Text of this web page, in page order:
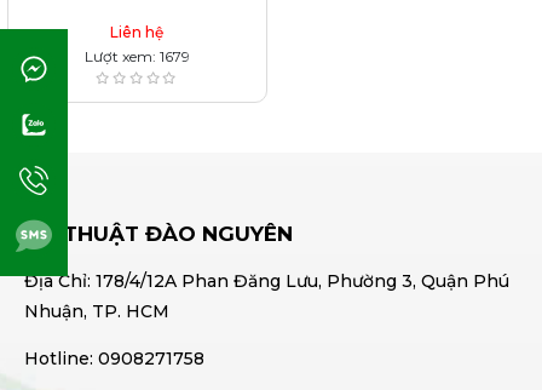
Liên hệ
Lượt xem: 1679
MỸ THUẬT ĐÀO NGUYÊN
Địa Chỉ: 178/4/12A Phan Đăng Lưu, Phường 3, Quận Phú
Nhuận, TP. HCM
Hotline: 0908271758